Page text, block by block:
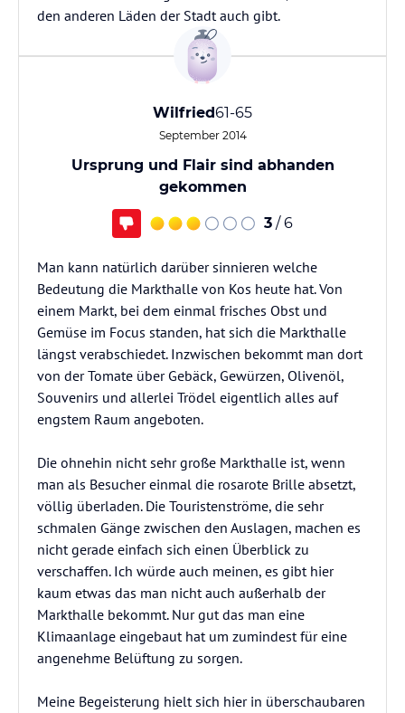
den anderen Läden der Stadt auch gibt.
Wilfried61-65
September 2014
Ursprung und Flair sind abhanden
gekommen
3 / 6
Man kann natürlich darüber sinnieren welche
Bedeutung die Markthalle von Kos heute hat. Von
einem Markt, bei dem einmal frisches Obst und
Gemüse im Focus standen, hat sich die Markthalle
längst verabschiedet. Inzwischen bekommt man dort
von der Tomate über Gebäck, Gewürzen, Olivenöl,
Souvenirs und allerlei Trödel eigentlich alles auf
engstem Raum angeboten.
Die ohnehin nicht sehr große Markthalle ist, wenn
man als Besucher einmal die rosarote Brille absetzt,
völlig überladen. Die Touristenströme, die sehr
schmalen Gänge zwischen den Auslagen, machen es
nicht gerade einfach sich einen Überblick zu
verschaffen. Ich würde auch meinen, es gibt hier
kaum etwas das man nicht auch außerhalb der
Markthalle bekommt. Nur gut das man eine
Klimaanlage eingebaut hat um zumindest für eine
angenehme Belüftung zu sorgen.
Meine Begeisterung hielt sich hier in überschaubaren